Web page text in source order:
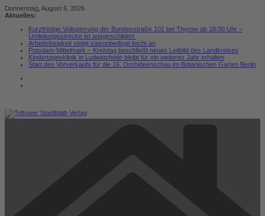
Zum
Inhalt
Donnerstag, August 6, 2026
Aktuelles:
Kurzfristige Vollsperrung der Bundesstraße 101 bei Thyrow ab 18:00 Uhr –
Umleitungsstrecke ist ausgeschildert
Arbeitslosigkeit steigt saisonbedingt leicht an
Potsdam-Mittelmark – Kreistag beschließt neues Leitbild des Landkreises
Kindertagesklinik in Ludwigsfelde bleibt für ein weiteres Jahr erhalten
Start des Vorverkaufs für die 16. Orchideenschau im Botanischen Garten Berlin